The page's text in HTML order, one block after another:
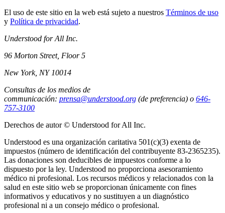
El uso de este sitio en la web está sujeto a nuestros Términos de uso
y Política de privacidad.
Understood for All Inc.
96 Morton Street, Floor 5
New York, NY 10014
Consultas de los medios de
communicación: prensa@understood.org (de preferencia) o 646-
757-3100
Derechos de autor © Understood for All Inc.
Understood es una organización caritativa 501(c)(3) exenta de
impuestos (número de identificación del contribuyente 83-2365235).
Las donaciones son deducibles de impuestos conforme a lo
dispuesto por la ley. Understood no proporciona asesoramiento
médico ni profesional. Los recursos médicos y relacionados con la
salud en este sitio web se proporcionan únicamente con fines
informativos y educativos y no sustituyen a un diagnóstico
profesional ni a un consejo médico o profesional.